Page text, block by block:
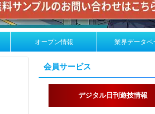
オープン情報 業界データベ
会員サービス
デジタル日刊遊技情報